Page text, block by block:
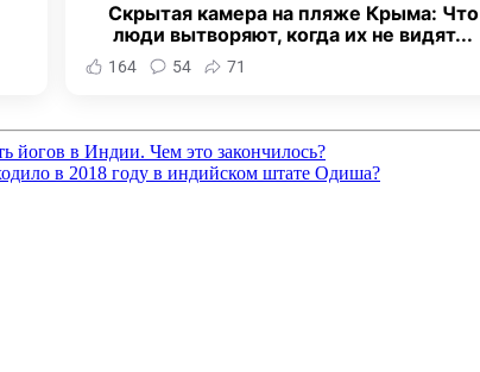
Скрытая камера на пляже Крыма: Что
люди вытворяют, когда их не видят...
164 54 71
йогов в Индии. Чем это закончилось?
в 2018 году в индийском штате Одиша?